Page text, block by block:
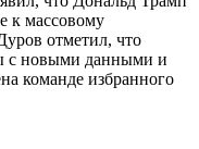
к массовому
отметил, что
с новыми данными и
команде избранного